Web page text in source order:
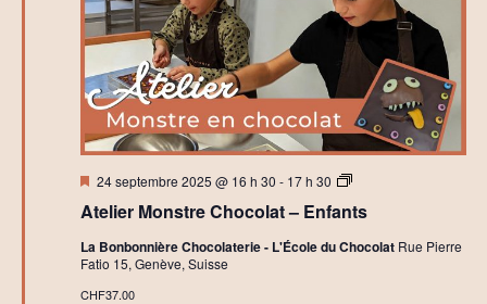
Atelier Monstre Chocolat – Enfants
Mis
avant
24 septembre 2025 @ 16 h 30 - 17 h 30
A
e
i
La Bonbonnière Chocolaterie - L'École du Chocolat Rue Pierre
Fatio 15, Genève, Suisse
CHF37.00